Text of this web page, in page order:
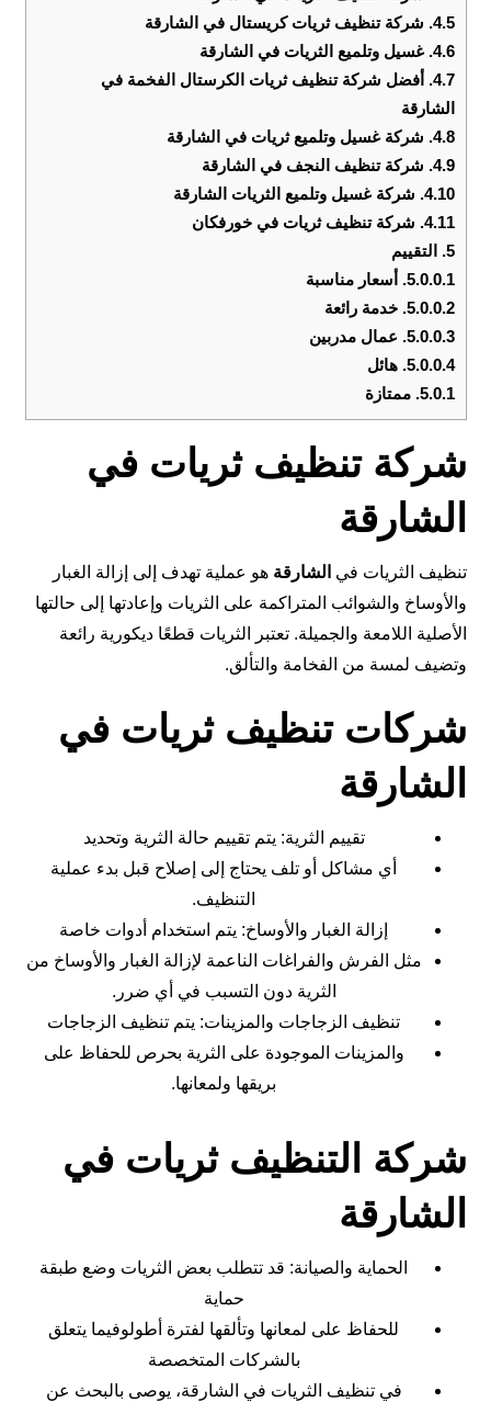
4.5. شركة تنظيف ثريات كريستال في الشارقة
4.6. غسيل وتلميع الثريات في الشارقة
4.7. أفضل شركة تنظيف ثريات الكرستال الفخمة في
الشارقة
4.8. شركة غسيل وتلميع ثريات في الشارقة
4.9. شركة تنظيف النجف في الشارقة
4.10. شركة غسيل وتلميع الثريات الشارقة
4.11. شركة تنظيف ثريات في خورفكان
5.
التقييم
5.0.0.1. أسعار مناسبة
5.0.0.2. خدمة رائعة
5.0.0.3. عمال مدربين
5.0.0.4. هائل
5.0.1. ممتازة
شركة تنظيف ثريات في
الشارقة
تنظيف الثريات في الشارقة هو عملية تهدف إلى إزالة الغبار
والأوساخ والشوائب المتراكمة على الثريات وإعادتها إلى حالتها
الأصلية اللامعة والجميلة. تعتبر الثريات قطعًا ديكورية رائعة
وتضيف لمسة من الفخامة والتألق.
شركات تنظيف ثريات في
الشارقة
تقييم الثرية: يتم تقييم حالة الثرية وتحديد
أي مشاكل أو تلف يحتاج إلى إصلاح قبل بدء عملية
التنظيف.
إزالة الغبار والأوساخ: يتم استخدام أدوات خاصة
مثل الفرش والفراغات الناعمة لإزالة الغبار والأوساخ من
الثرية دون التسبب في أي ضرر.
تنظيف الزجاجات والمزينات: يتم تنظيف الزجاجات
والمزينات الموجودة على الثرية بحرص للحفاظ على
بريقها ولمعانها.
شركة التنظيف ثريات في
الشارقة
الحماية والصيانة: قد تتطلب بعض الثريات وضع طبقة
حماية
للحفاظ على لمعانها وتألقها لفترة أطولوفيما يتعلق
بالشركات المتخصصة
في تنظيف الثريات في الشارقة، يوصى بالبحث عن